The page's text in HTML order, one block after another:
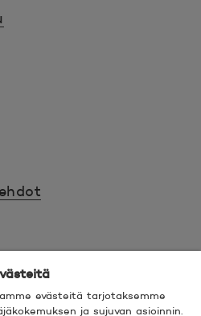
evästeitä tarjotaksemme
ja sujuvan asioinnin.